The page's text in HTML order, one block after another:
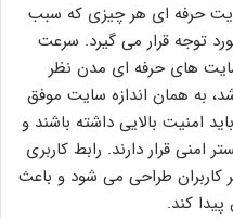
حرفه ای هر چیزی که سبب
توجه قرار می گیرد. سرعت
های حرفه ای مدن نظر
به همان اندازه سایت موفق
امنیت بالایی داشته باشند و
امنی قرار دارند. رابط کاربری
طراحی می شود و باعث
کند.